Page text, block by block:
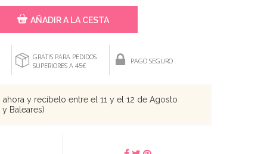
AÑADIR A LA CESTA
GRATIS PARA PEDIDOS
SUPERIORES A 45€
PAGO SEGURO
ahora y recíbelo entre el 11 y el 12 de Agosto
Baleares)